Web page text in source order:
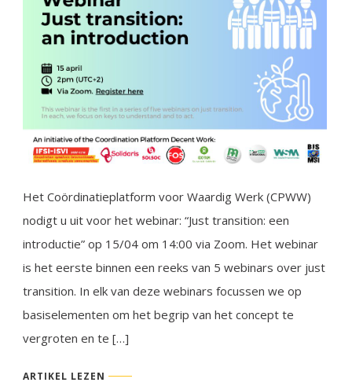
Het Coördinatieplatform voor Waardig Werk (CPWW)
nodigt u uit voor het webinar: “Just transition: een
introductie” op 15/04 om 14:00 via Zoom. Het webinar
is het eerste binnen een reeks van 5 webinars over just
transition. In elk van deze webinars focussen we op
basiselementen om het begrip van het concept te
vergroten en te […]
ARTIKEL LEZEN